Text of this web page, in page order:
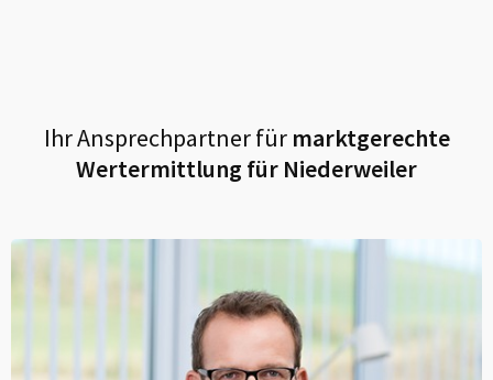
Ihr Ansprechpartner fürmarktgerechte
Wertermittlung für Niederweiler